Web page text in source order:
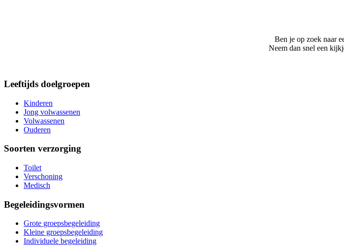
Ben je op zoek naar
Neem dan snel een
Leeftijds doelgroepen
Kinderen
Jong volwassenen
Volwassenen
Ouderen
Soorten verzorging
Toilet
Verschoning
Medisch
Begeleidingsvormen
Grote groepsbegeleiding
Kleine groepsbegeleiding
Individuele begeleiding